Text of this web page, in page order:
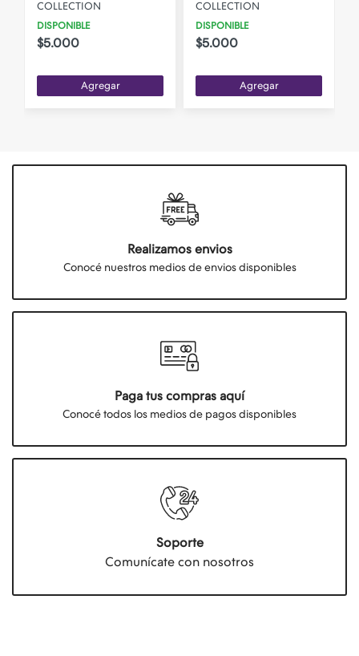
COLLECTION
DISPONIBLE
$5.000
Agregar
COLLECTION
DISPONIBLE
$5.000
Agregar
Realizamos envios
Conocé nuestros medios de envios disponibles
Paga tus compras aquí
Conocé todos los medios de pagos disponibles
Soporte
Comunícate con nosotros